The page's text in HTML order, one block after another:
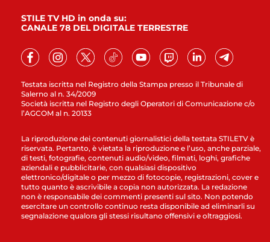
Testata iscritta nel Registro della Stampa presso il Tribunale di
Salerno al n. 34/2009
Società iscritta nel Registro degli Operatori di Comunicazione c/o
l’AGCOM al n. 20133
STILE TV HD in onda su:
CANALE 78 DEL DIGITALE TERRESTRE
La riproduzione dei contenuti giornalistici della testata STILETV è
riservata. Pertanto, è vietata la riproduzione e l’uso, anche parziale,
di testi, fotografie, contenuti audio/video, filmati, loghi, grafiche
aziendali e pubblicitarie, con qualsiasi dispositivo
elettronico/digitale o per mezzo di fotocopie, registrazioni, cover e
tutto quanto è ascrivibile a copia non autorizzata. La redazione
non è responsabile dei commenti presenti sul sito. Non potendo
esercitare un controllo continuo resta disponibile ad eliminarli su
segnalazione qualora gli stessi risultano offensivi e oltraggiosi.